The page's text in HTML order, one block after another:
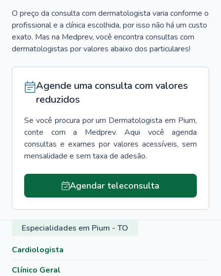
O preço da consulta com dermatologista varia conforme o
profissional e a clínica escolhida, por isso não há um custo
exato. Mas na Medprev, você encontra consultas com
dermatologistas por valores abaixo dos particulares!
Agende uma consulta com valores
reduzidos
Se você procura por um Dermatologista em Pium,
conte com a Medprev. Aqui você agenda
consultas e exames por valores acessíveis, sem
mensalidade e sem taxa de adesão.
Agendar teleconsulta
Especialidades em Pium - TO
Cardiologista
Clínico Geral